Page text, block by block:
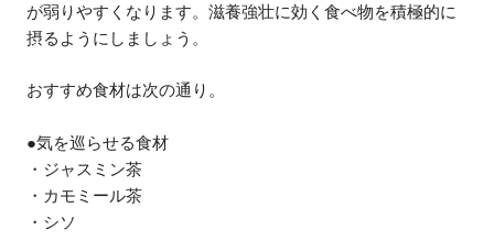
が弱りやすくなります。滋養強壮に効く食べ物を積極的に
摂るようにしましょう。
おすすめ食材は次の通り。
●気を巡らせる食材
・ジャスミン茶
・カモミール茶
・シソ